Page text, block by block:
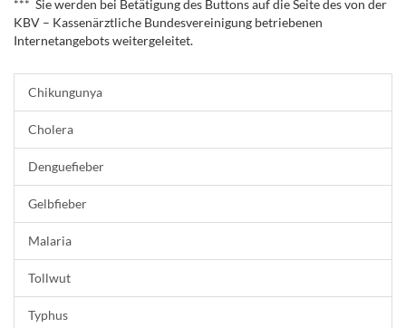
*** Sie werden bei Betätigung des Buttons auf die Seite des von der
KBV – Kassenärztliche Bundesvereinigung betriebenen
Internetangebots weitergeleitet.
Chikungunya
Cholera
Denguefieber
Gelbfieber
Malaria
Tollwut
Typhus